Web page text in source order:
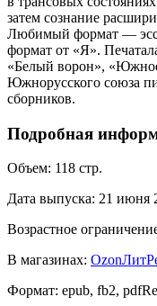
затем сознание
Любимый формат —
формат от «Я».
«Белый ворон»,
Южнорусского союза
сборников.
Подробная
Объем: 118 стр.
Дата выпуска: 21 июня
Возрастное
В магазинах: Ozon
Формат: epub, fb2,